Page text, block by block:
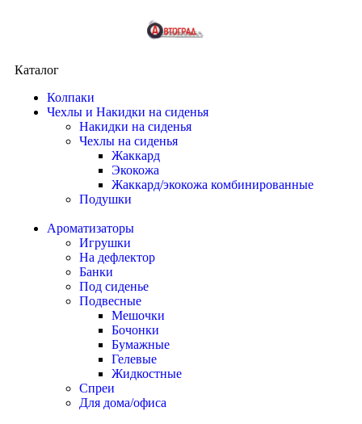
Каталог
Колпаки
Чехлы и Накидки на сиденья
Накидки на сиденья
Чехлы на сиденья
Жаккард
Экокожа
Жаккард/экокожа комбинированные
Подушки
Ароматизаторы
Игрушки
На дефлектор
Банки
Под сиденье
Подвесные
Мешочки
Бочонки
Бумажные
Гелевые
Жидкостные
Спреи
Для дома/офиса